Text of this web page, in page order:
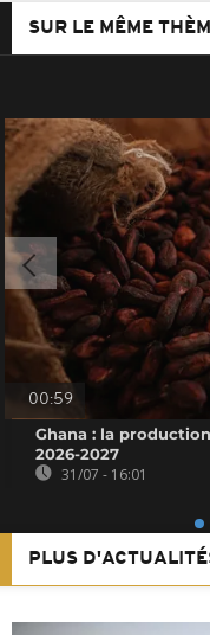
SUR LE MÊME
00:59
Ghana : la
2026-2027
31/07 - 16:01
PLUS